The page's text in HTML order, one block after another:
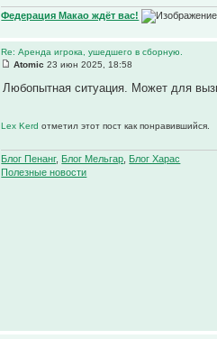
Федерация Макао ждёт вас!
Re: Аренда игрока, ушедшего в сборную.
Atomic 23 июн 2025, 18:58
Любопытная ситуация. Может для
Lex Kerdотметил этот пост как понравившийся.
Блог Пенанг, Блог Мельгар Блог Харас
Полезные новости